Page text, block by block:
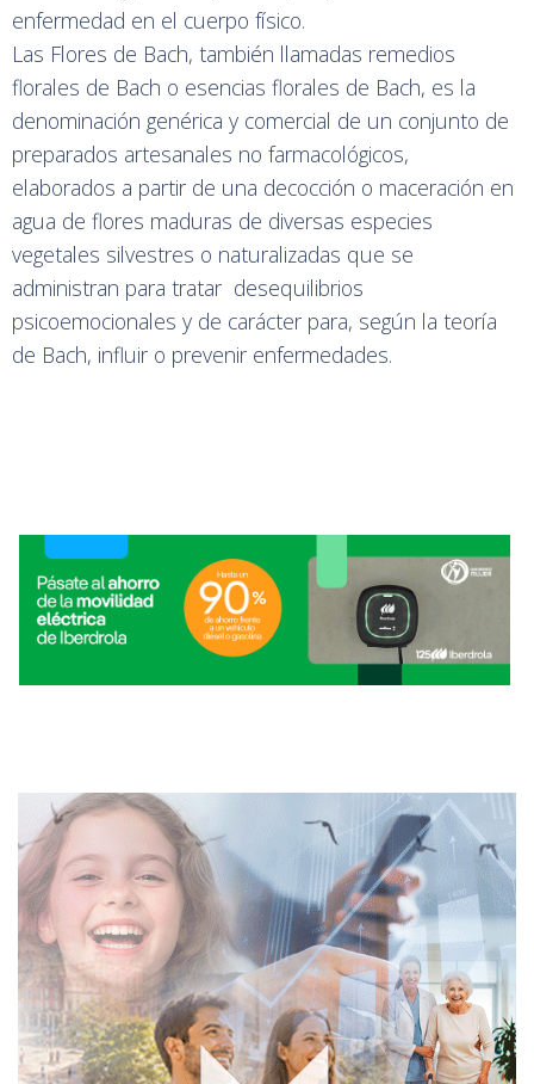
enfermedad en el cuerpo físico.
Las Flores de Bach, también llamadas remedios
florales de Bach o esencias florales de Bach, es la
denominación genérica y comercial de un conjunto de
preparados artesanales no farmacológicos,
elaborados a partir de una decocción o maceración en
agua de flores maduras de diversas especies
vegetales silvestres o naturalizadas que se
administran para tratar desequilibrios
psicoemocionales y de carácter para, según la teoría
de Bach, influir o prevenir enfermedades.